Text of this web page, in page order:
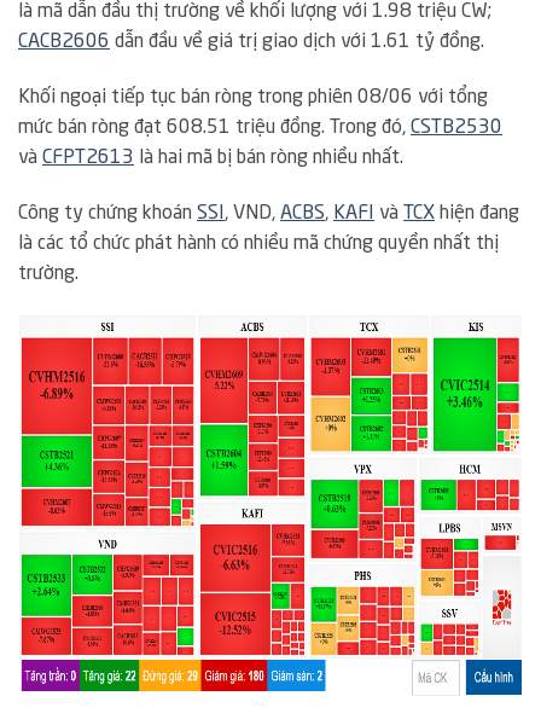
là mã dẫn đầu thị trường về khối lượng với 1.98 triệu CW;
CACB2606 dẫn đầu về giá trị giao dịch với 1.61 tỷ đồng.
Khối ngoại tiếp tục bán ròng trong phiên 08/06 với tổng
mức bán ròng đạt 608.51 triệu đồng. Trong đó, CSTB2530
và CFPT2613 là hai mã bị bán ròng nhiều nhất.
Công ty chứng khoán SSI , VND, ACBS, KAFI và TCX hiện đang
là các tổ chức phát hành có nhiều mã chứng quyền nhất thị
trường.